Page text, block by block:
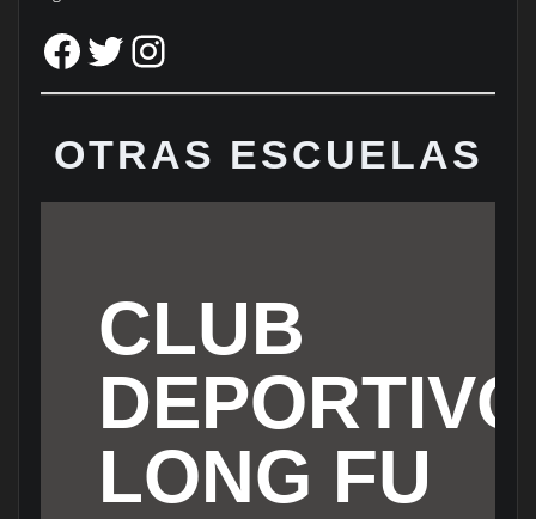
Facebook
Twitter
Instagram
OTRAS ESCUELAS
CLUB
DEPORTIVO
LONG FU